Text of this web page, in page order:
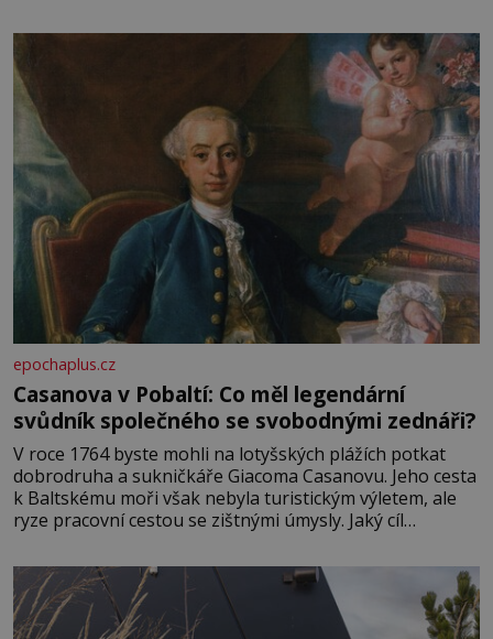
epochaplus.cz
Casanova v Pobaltí: Co měl legendární
svůdník společného se svobodnými zednáři?
V roce 1764 byste mohli na lotyšských plážích potkat
dobrodruha a sukničkáře Giacoma Casanovu. Jeho cesta
k Baltskému moři však nebyla turistickým výletem, ale
ryze pracovní cestou se zištnými úmysly. Jaký cíl
lotyšské Rigy? Casanova v Pobaltí kontaktoval tamní
zednářské lóže. Nebyl v této oblasti žádným nováčkem,
protože do zednářské